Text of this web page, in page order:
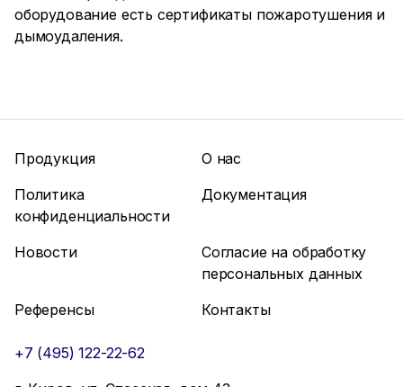
оборудование есть сертификаты пожаротушения и
дымоудаления.
Продукция
О нас
Политика
конфиденциальности
Документация
Новости
Согласие на обработку
персональных данных
Референсы
Контакты
+7 (495) 122-22-62